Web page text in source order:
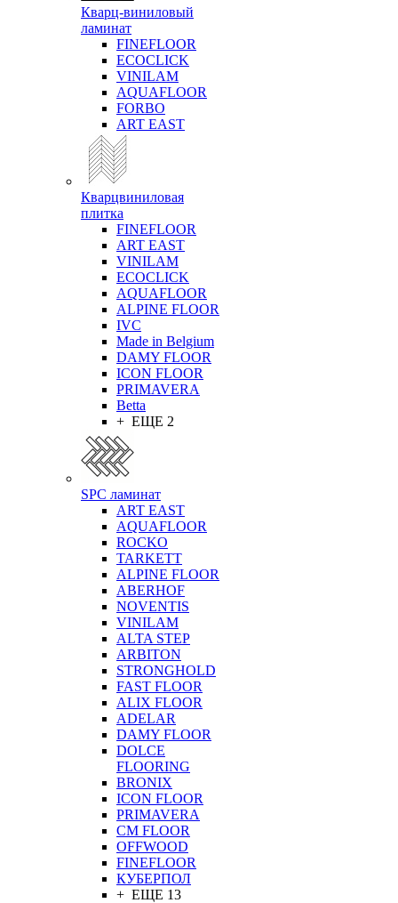
Кварц-виниловый
ламинат
FINEFLOOR
ECOCLICK
VINILAM
AQUAFLOOR
FORBO
ART EAST
Кварцвиниловая
плитка
FINEFLOOR
ART EAST
VINILAM
ECOCLICK
AQUAFLOOR
ALPINE FLOOR
IVC
Made in Belgium
DAMY FLOOR
ICON FLOOR
PRIMAVERA
Betta
+ ЕЩЕ 2
SPC ламинат
ART EAST
AQUAFLOOR
ROCKO
TARKETT
ALPINE FLOOR
ABERHOF
NOVENTIS
VINILAM
ALTA STEP
ARBITON
STRONGHOLD
FAST FLOOR
ALIX FLOOR
ADELAR
DAMY FLOOR
DOLCE
FLOORING
BRONIX
ICON FLOOR
PRIMAVERA
CM FLOOR
OFFWOOD
FINEFLOOR
КУБЕРПОЛ
+ ЕЩЕ 13